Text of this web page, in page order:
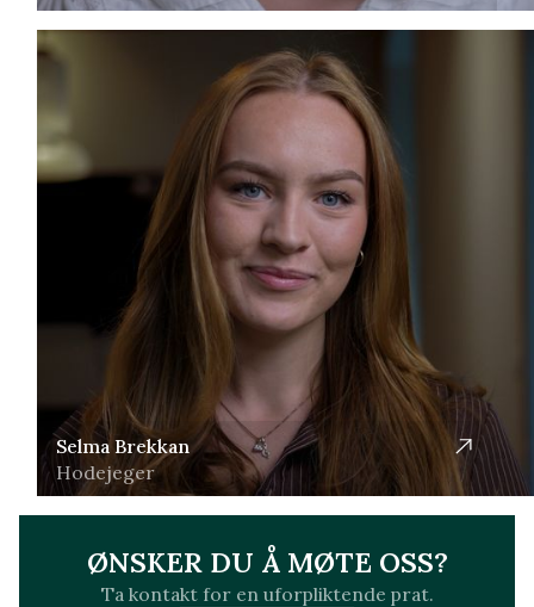
Selma Brekkan
Hodejeger
ØNSKER DU Å MØTE OSS?
Ta kontakt for en uforpliktende prat.